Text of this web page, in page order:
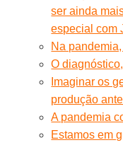
ser ainda
especial com
Na
O
Imaginar os
produção
A pandemia
Estamos em